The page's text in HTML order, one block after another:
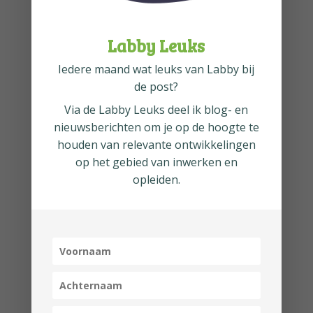
Regelmatig water drinken is ook
belangrijk voor goede
concentratie en geheugen. Zelfs
de meest milde vorm van
uitdroging kan ervoor zorgen dat
je hersenen niet genoeg vocht
minimale uitdroging van 1% al
Labby Leuks
Iedere maand wat leuks van Labby bij
de post?
Via de Labby Leuks deel ik blog- en
nieuwsberichten om je op de hoogte te
houden van relevante ontwikkelingen
op het gebied van inwerken en
opleiden.